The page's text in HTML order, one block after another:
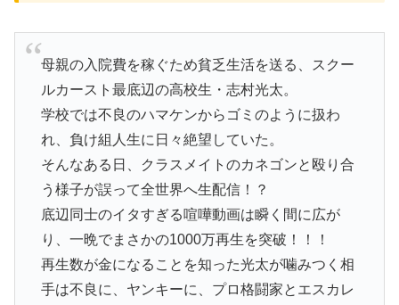
母親の入院費を稼ぐため貧乏生活を送る、スクー
ルカースト最底辺の高校生・ 志村光太。
学校では不良のハマケンからゴミのように扱わ
れ、負け組人生に日々絶望していた。
そんなある日、クラスメイトのカネゴンと殴り合
う様子が誤って全世界へ生配信！？
底辺同士のイタすぎる喧嘩動画は瞬く間に広が
り、一晩でまさかの1000万再生を突破！！！
再生数が金になることを知った光太が噛みつく相
手は不良に、ヤンキーに、プロ格闘家とエスカレ